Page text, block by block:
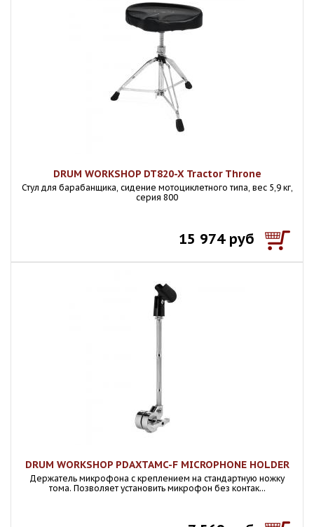
DRUM WORKSHOP DT820-X Tractor Throne
Стул для барабанщика, сидение мотоциклетного типа, вес 5,9 кг,
серия 800
15 974 руб
DRUM WORKSHOP PDAXTAMC-F MICROPHONE HOLDER
Держатель микрофона с креплением на стандартную ножку
тома. Позволяет установить микрофон без контак...